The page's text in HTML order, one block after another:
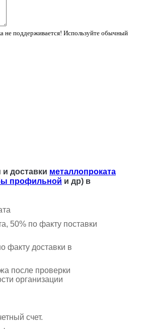
не поддерживается! Используйте обычный
доставки металлопроката
профильной и др) в
50% по факту поставки
факту доставки в
после проверки
организации
счет.